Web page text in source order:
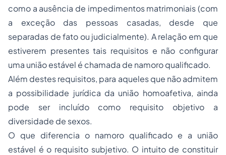
como a ausência de impedimentos matrimoniais (com
a exceção das pessoas casadas, desde que
separadas de fato ou judicialmente). A relação em que
estiverem presentes tais requisitos e não configurar
uma união estável é chamada de namoro qualificado.
Além destes requisitos, para aqueles que não admitem
a possibilidade jurídica da união homoafetiva, ainda
pode ser incluído como requisito objetivo a
diversidade de sexos.
O que diferencia o namoro qualificado e a união
estável é o requisito subjetivo. O intuito de constituir